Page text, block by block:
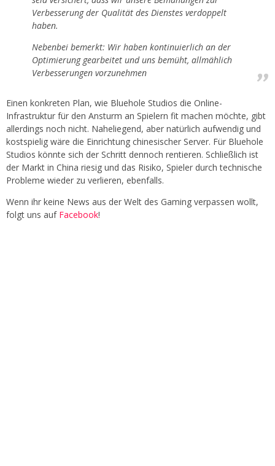
Verbesserung der Qualität des Dienstes verdoppelt
haben.
Nebenbei bemerkt: Wir haben kontinuierlich an der
Optimierung gearbeitet und uns bemüht, allmählich
Verbesserungen vorzunehmen
Einen konkreten Plan, wie Bluehole Studios die Online-
Infrastruktur für den Ansturm an Spielern fit machen möchte, gibt
allerdings noch nicht. Naheliegend, aber natürlich aufwendig und
kostspielig wäre die Einrichtung chinesischer Server. Für Bluehole
Studios könnte sich der Schritt dennoch rentieren. Schließlich ist
der Markt in China riesig und das Risiko, Spieler durch technische
Probleme wieder zu verlieren, ebenfalls.
Wenn ihr keine News aus der Welt des Gaming verpassen wollt,
folgt uns auf Facebook!